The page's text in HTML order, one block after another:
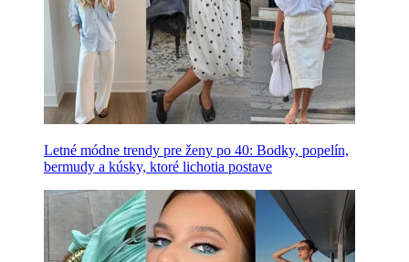
Letné módne trendy pre ženy po 40: Bodky, popelín,
bermudy a kúsky, ktoré lichotia postave